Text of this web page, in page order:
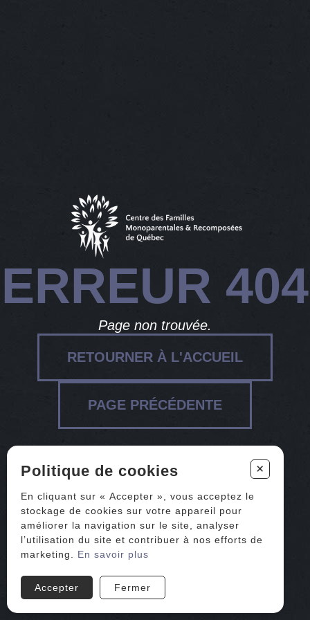
ERREUR 404
Page non trouvée.
RETOURNER À L'ACCUEIL
PAGE PRÉCÉDENTE
Politique de cookies +
En cliquant sur « Accepter », vous acceptez le
stockage de cookies sur votre appareil pour
améliorer la navigation sur le site, analyser
l’utilisation du site et contribuer à nos efforts de
marketing. En savoir plus
Accepter Fermer